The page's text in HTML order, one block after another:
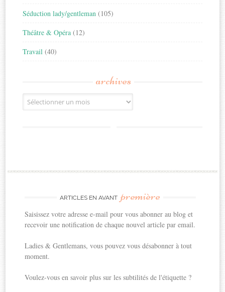
Séduction lady/gentleman (105)
Théâtre & Opéra (12)
Travail (40)
archives
Archives
ARTICLES EN AVANT première
Saisissez votre adresse e-mail pour vous abonner au blog et
recevoir une notification de chaque nouvel article par email.
Ladies & Gentlemans, vous pouvez vous désabonner à tout
moment.
Voulez-vous en savoir plus sur les subtilités de l'étiquette ?